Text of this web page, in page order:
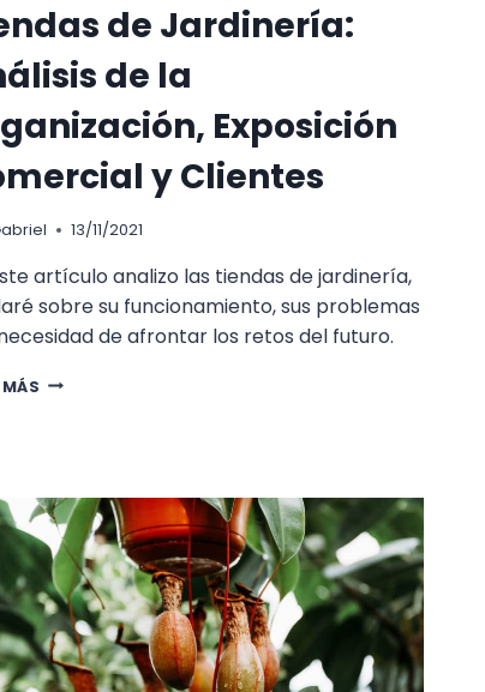
de Jardinería:
de la
Exposición
y Clientes
13/11/2021
artículo analizo las tiendas de jardinería,
sobre su funcionamiento, sus problemas
de afrontar los retos del futuro.
MÁS FUTUROS
DE
JARDINERÍA:
ANÁLISIS
DE
LA
ORGANIZACIÓN,
EXPOSICIÓN
COMERCIAL